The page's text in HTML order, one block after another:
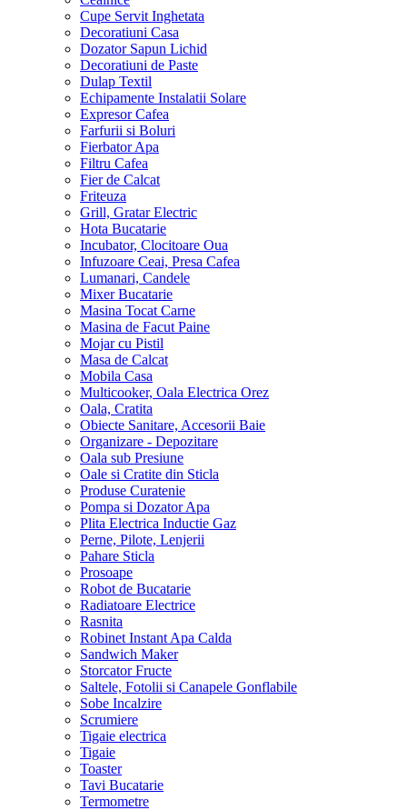
Cupe Servit Inghetata
Decoratiuni Casa
Dozator Sapun Lichid
Decoratiuni de Paste
Dulap Textil
Echipamente Instalatii Solare
Expresor Cafea
Farfurii si Boluri
Fierbator Apa
Filtru Cafea
Fier de Calcat
Friteuza
Grill, Gratar Electric
Hota Bucatarie
Incubator, Clocitoare Oua
Infuzoare Ceai, Presa Cafea
Lumanari, Candele
Mixer Bucatarie
Masina Tocat Carne
Masina de Facut Paine
Mojar cu Pistil
Masa de Calcat
Mobila Casa
Multicooker, Oala Electrica Orez
Oala, Cratita
Obiecte Sanitare, Accesorii Baie
Organizare - Depozitare
Oala sub Presiune
Oale si Cratite din Sticla
Produse Curatenie
Pompa si Dozator Apa
Plita Electrica Inductie Gaz
Perne, Pilote, Lenjerii
Pahare Sticla
Prosoape
Robot de Bucatarie
Radiatoare Electrice
Rasnita
Robinet Instant Apa Calda
Sandwich Maker
Storcator Fructe
Saltele, Fotolii si Canapele Gonflabile
Sobe Incalzire
Scrumiere
Tigaie electrica
Tigaie
Toaster
Tavi Bucatarie
Termometre